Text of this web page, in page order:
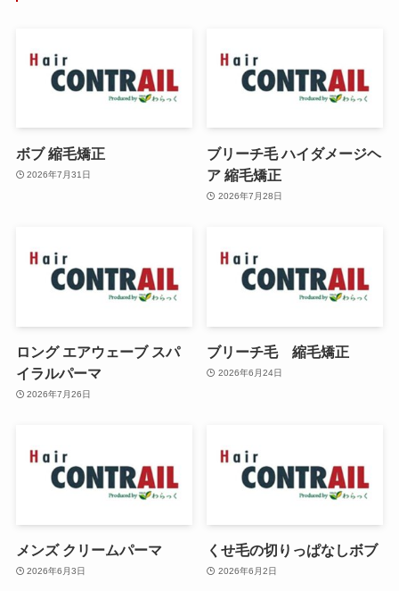
ボブ 縮毛矯正
2026年7月31日
ブリーチ毛 ハイダメージヘ
ア 縮毛矯正
2026年7月28日
ロング エアウェーブ スパ
イラルパーマ
2026年7月26日
ブリーチ毛 縮毛矯正
2026年6月24日
メンズ クリームパーマ
2026年6月3日
くせ毛の切りっぱなしボブ
2026年6月2日